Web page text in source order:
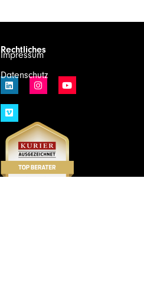
Rechtliches
Impressum
Datenschutz